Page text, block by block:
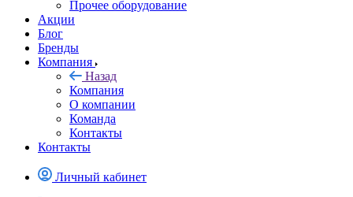
Прочее оборудование
Акции
Блог
Бренды
Компания
Назад
Компания
О компании
Команда
Контакты
Контакты
Личный кабинет